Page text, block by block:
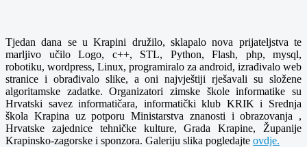
Tjedan dana se u Krapini družilo, sklapalo nova prijateljstva te
marljivo učilo Logo, c++, STL, Python, Flash, php, mysql,
robotiku, wordpress, Linux, programiralo za android, izrađivalo web
stranice i obrađivalo slike, a oni najvještiji rješavali su složene
algoritamske zadatke. Organizatori zimske škole informatike su
Hrvatski savez informatičara, informatički klub KRIK i Srednja
škola Krapina uz potporu Ministarstva znanosti i obrazovanja ,
Hrvatske zajednice tehničke kulture, Grada Krapine, Županije
Krapinsko-zagorske i sponzora. Galeriju slika pogledajte ovdje.